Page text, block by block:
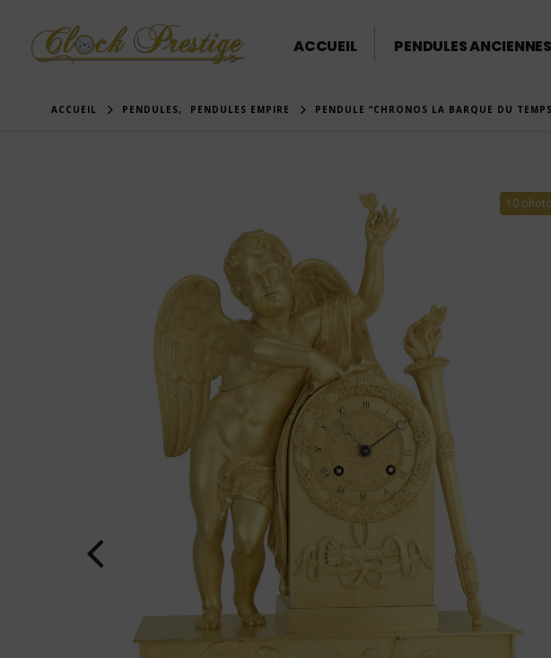
ACCUEIL PENDULES ANCIENNES
ACCUEIL PENDULES, PENDULES EMPIRE PENDULE “CHRONOS LA BARQUE DU
10